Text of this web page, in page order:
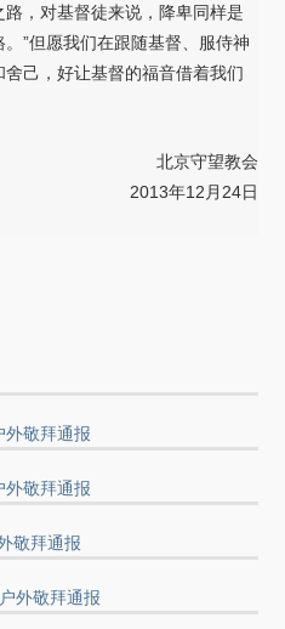
，对基督徒来说，降卑同样是
”但愿我们在跟随基督、服侍神
己，好让基督的福音借着我们
北京守望教会
2013年12月24日
外敬拜通报
外敬拜通报
敬拜通报
外敬拜通报